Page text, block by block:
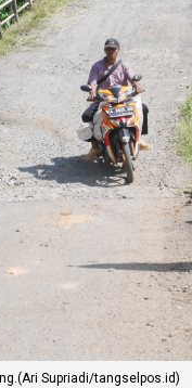
Supriadi/tangselpos.id)